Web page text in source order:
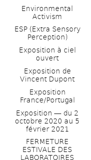
Environmental
Activism
ESP (Extra Sensory
Perception)
Exposition à ciel
ouvert
Exposition de
Vincent Dupont
Exposition
France/Portugal
Exposition ― du 2
octobre 2020 au 5
février 2021
FERMETURE
ESTIVALE DES
LABORATOIRES